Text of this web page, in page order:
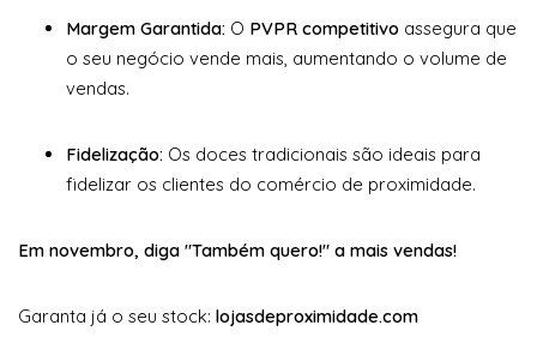
Margem Garantida: O PVPR competitivo assegura que
o seu negócio vende mais, aumentando o volume de
vendas.
Fidelização: Os doces tradicionais são ideais para
fidelizar os clientes do comércio de proximidade.
Em novembro, diga "Também quero!" a mais vendas!
Garanta já o seu stock: lojasdeproximidade.com